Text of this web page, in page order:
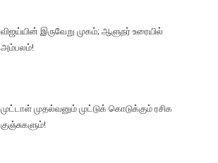
விஜய்யின் இருவேறு முகம்; ஆளுநர் உரையில்
அம்பலம்!
முட்டாள் முதல்வனும் முட்டுக் கொடுக்கும் ரசிக
குஞ்சுகளும்!